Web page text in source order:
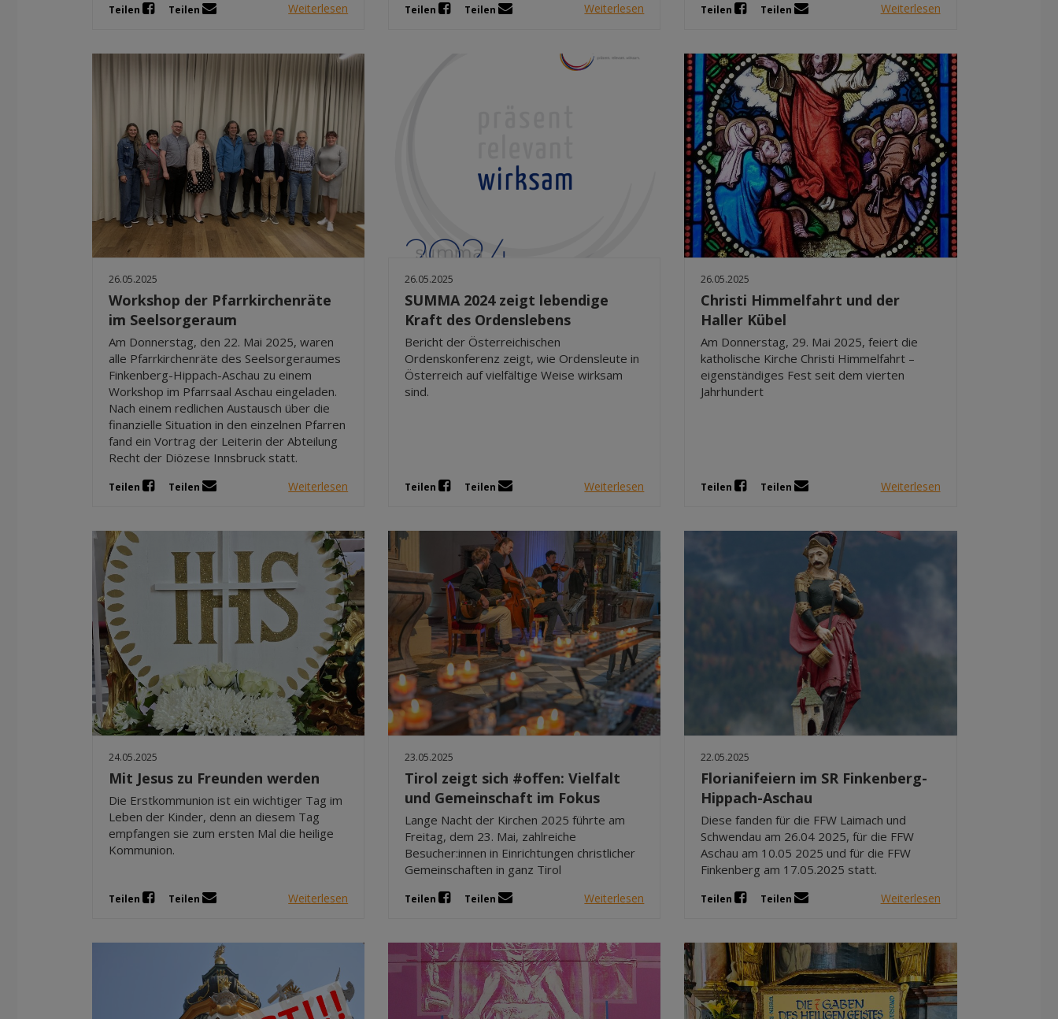
Teilen Teilen Weiterlesen Teilen Teilen Weiterlesen Teilen Teilen Weiterlesen
26.05.2025
Workshop der Pfarrkirchenräte
im Seelsorgeraum
Am Donnerstag, den 22. Mai 2025, waren
alle Pfarrkirchenräte des Seelsorgeraumes
Finkenberg-Hippach-Aschau zu einem
Workshop im Pfarrsaal Aschau eingeladen.
Nach einem redlichen Austausch über die
finanzielle Situation in den einzelnen Pfarren
fand ein Vortrag der Leiterin der Abteilung
Recht der Diözese Innsbruck statt.
Teilen Teilen Weiterlesen
26.05.2025
SUMMA 2024 zeigt lebendige
Kraft des Ordenslebens
Bericht der Österreichischen
Ordenskonferenz zeigt, wie Ordensleute in
Österreich auf vielfältige Weise wirksam
sind.
Teilen Teilen Weiterlesen
26.05.2025
Christi Himmelfahrt und der
Haller Kübel
Am Donnerstag, 29. Mai 2025, feiert die
katholische Kirche Christi Himmelfahrt –
eigenständiges Fest seit dem vierten
Jahrhundert
Teilen Teilen Weiterlesen
24.05.2025
Mit Jesus zu Freunden werden
Die Erstkommunion ist ein wichtiger Tag im
Leben der Kinder, denn an diesem Tag
empfangen sie zum ersten Mal die heilige
Kommunion.
Teilen Teilen Weiterlesen
23.05.2025
Tirol zeigt sich #offen: Vielfalt
und Gemeinschaft im Fokus
Lange Nacht der Kirchen 2025 führte am
Freitag, dem 23. Mai, zahlreiche
Besucher:innen in Einrichtungen christlicher
Gemeinschaften in ganz Tirol
Teilen Teilen Weiterlesen
22.05.2025
Florianifeiern im SR Finkenberg-
Hippach-Aschau
Diese fanden für die FFW Laimach und
Schwendau am 26.04 2025, für die FFW
Aschau am 10.05 2025 und für die FFW
Finkenberg am 17.05.2025 statt.
Teilen Teilen Weiterlesen